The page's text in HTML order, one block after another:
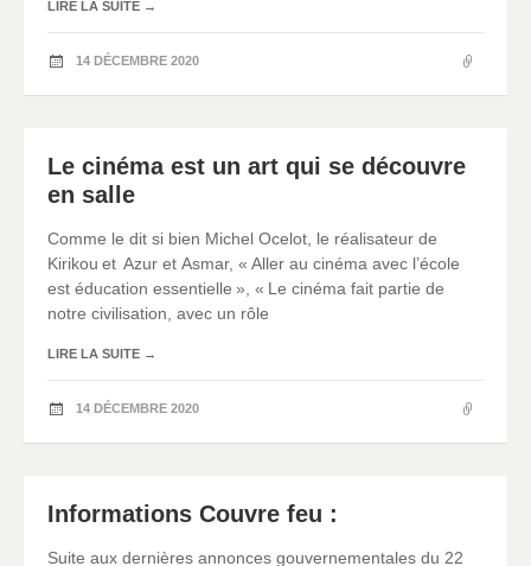
LIRE LA SUITE →
14 DÉCEMBRE 2020
Le cinéma est un art qui se découvre
en salle
Comme le dit si bien Michel Ocelot, le réalisateur de
Kirikou et Azur et Asmar, « Aller au cinéma avec l’école
est éducation essentielle », « Le cinéma fait partie de
notre civilisation, avec un rôle
LIRE LA SUITE →
14 DÉCEMBRE 2020
Informations Couvre feu :
Suite aux dernières annonces gouvernementales du 22